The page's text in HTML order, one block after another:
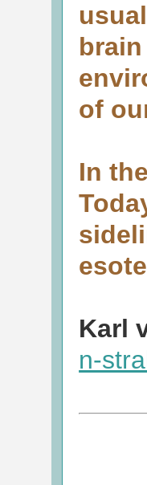
of
In
Karl
n-